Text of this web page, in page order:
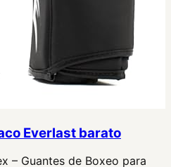
Everlast barato
– Guantes de Boxeo para